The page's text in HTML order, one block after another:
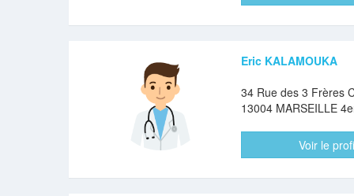
Eric KALAMOUKA
34 Rue des 3 Frères
13004 MARSEILLE
Voir le